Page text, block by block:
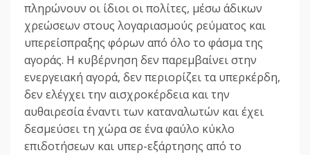
πληρώνουν οι ίδιοι οι πολίτες, μέσω άδικων
χρεώσεων στους λογαριασμούς ρεύματος και
υπερείσπραξης φόρων από όλο το φάσμα της
αγοράς. Η κυβέρνηση δεν παρεμβαίνει στην
ενεργειακή αγορά, δεν περιορίζει τα υπερκέρδη,
δεν ελέγχει την αισχροκέρδεια και την
αυθαιρεσία έναντι των καταναλωτών και έχει
δεσμεύσει τη χώρα σε ένα φαύλο κύκλο
επιδοτήσεων και υπερ-εξάρτησης από το